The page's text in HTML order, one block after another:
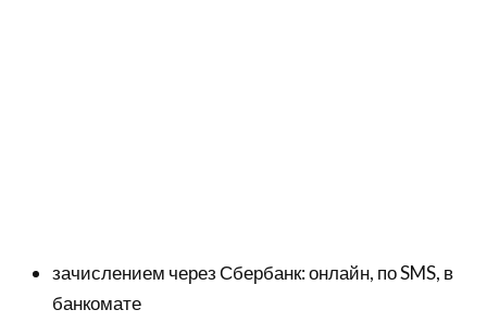
зачислением через Сбербанк: онлайн, по SMS, в
банкомате